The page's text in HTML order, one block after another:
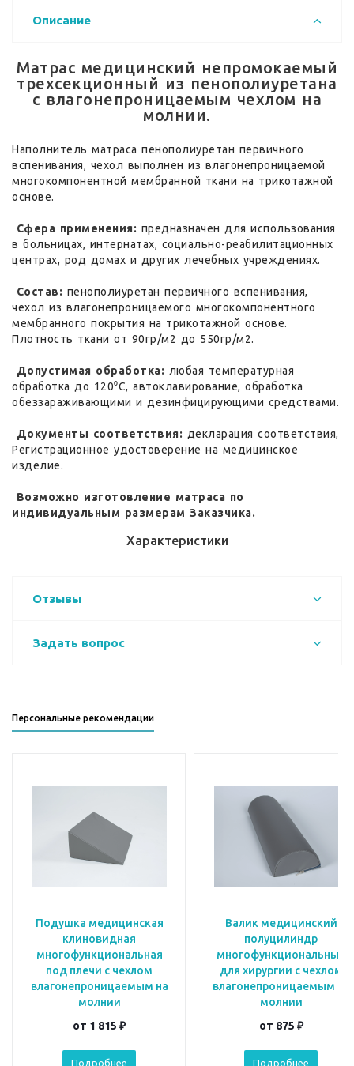
Описание
Матрас медицинский непромокаемый
трехсекционный из пенополиуретана
с влагонепроницаемым чехлом на
молнии.
Наполнитель матраса пенополиуретан первичного
вспенивания, чехол выполнен из влагонепроницаемой
многокомпонентной мембранной ткани на трикотажной
основе.
Сфера применения: предназначен для использования
в больницах, интернатах, социально-реабилитационных
центрах, род домах и других лечебных учреждениях.
Состав: пенополиуретан первичного вспенивания,
чехол из влагонепроницаемого многокомпонентного
мембранного покрытия на трикотажной основе.
Плотность ткани от 90гр/м2 до 550гр/м2.
Допустимая обработка: любая температурная
обработка до 120⁰С, автоклавирование, обработка
обеззараживающими и дезинфицирующими средствами.
Документы соответствия: декларация соответствия,
Регистрационное удостоверение на медицинское
изделие.
Возможно изготовление матраса по
индивидуальным размерам Заказчика.
Характеристики
Отзывы
Задать вопрос
Персональные рекомендации
Подушка медицинская
клиновидная
многофункциональная
под плечи с чехлом
влагонепроницаемым на
молнии
от 1 815 ₽
Подробнее
Валик медицинский
полуцилиндр
многофункциональный
для хирургии с чехлом
влагонепроницаемым на
молнии
от 875 ₽
Подробнее